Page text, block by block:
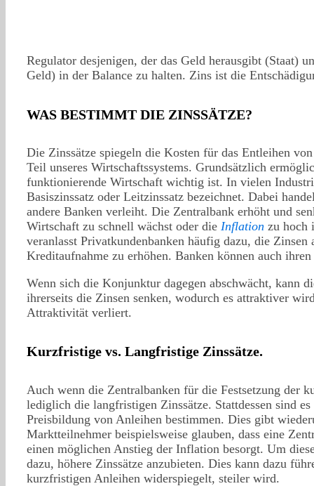
Regulator desjenigen, der das Geld herausgibt
Geld) in der Balance zu halten. Zins ist die
WAS BESTIMMT DIE ZINSSÄTZE?
Die Zinssätze spiegeln die Kosten für das Entleihen
Teil unseres Wirtschaftssystems. Grundsätzlich
funktionierende Wirtschaft wichtig ist. In vielen
Basiszinssatz oder Leitzinssatz bezeichnet. Dabei
andere Banken verleiht. Die Zentralbank erhöht und
Wirtschaft zu schnell wächst oder die Inflation zu hoch
veranlasst Privatkundenbanken häufig dazu, die
Kreditaufnahme zu erhöhen. Banken können auch
Wenn sich die Konjunktur dagegen abschwächt, kann
ihrerseits die Zinsen senken, wodurch es attraktiver
Attraktivität verliert.
Kurzfristige vs. Langfristige Zinssätze.
Auch wenn die Zentralbanken für die Festsetzung der
lediglich die langfristigen Zinssätze. Stattdessen sind
Preisbildung von Anleihen bestimmen. Dies gibt
Marktteilnehmer beispielsweise glauben, dass eine
einen möglichen Anstieg der Inflation besorgt. Um
dazu, höhere Zinssätze anzubieten. Dies kann dazu
kurzfristigen Anleihen widerspiegelt, steiler wird.